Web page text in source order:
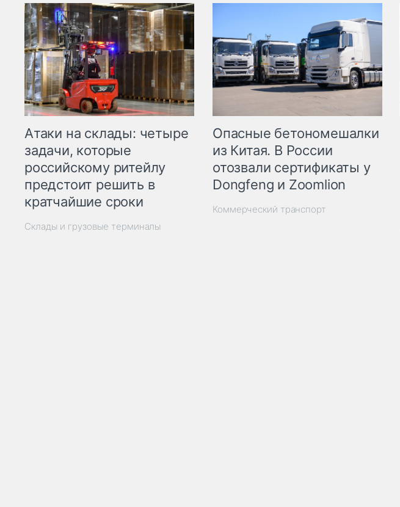
Атаки на склады: четыре
задачи, которые
российскому ритейлу
предстоит решить в
кратчайшие сроки
Склады и грузовые терминалы
Опасные бетономешалки
из Китая. В России
отозвали сертификаты у
Dongfeng и Zoomlion
Коммерческий транспорт